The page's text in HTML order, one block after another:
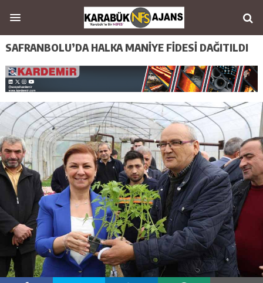
SAFRANBOLU’DA HALKA MANİYE FİDESİ DAĞITILDI